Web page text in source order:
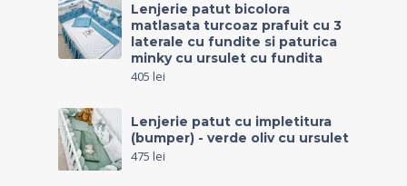
Lenjerie patut bicolora
matlasata turcoaz prafuit cu 3
laterale cu fundite si paturica
minky cu ursulet cu fundita
405 lei
Lenjerie patut cu impletitura
(bumper) - verde oliv cu ursulet
475 lei